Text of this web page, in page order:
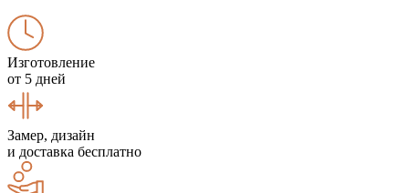
Изготовление
от 5 дней
Замер, дизайн
и доставка бесплатно